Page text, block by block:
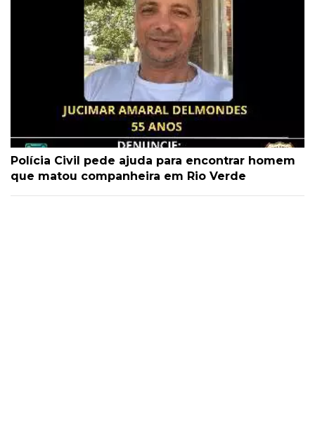
Polícia Civil pede ajuda para encontrar homem
que matou companheira em Rio Verde